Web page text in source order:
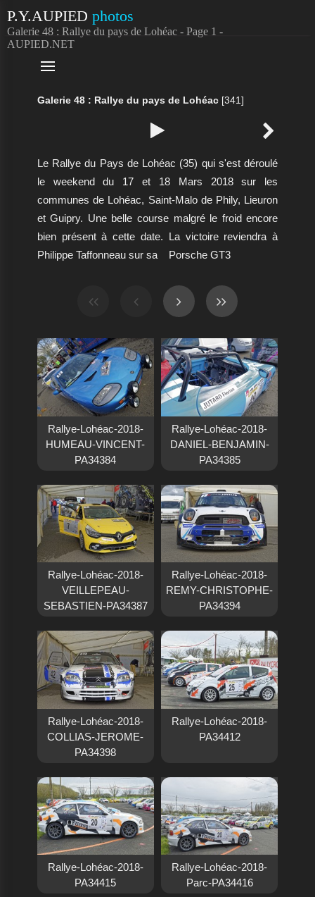
P.Y.AUPIED photos
Galerie 48 : Rallye du pays de Lohéac - Page 1 -
AUPIED.NET

Galerie 48 : Rallye du pays de Lohéac [341]
 
Le Rallye du Pays de Lohéac (35) qui s'est déroulé
le weekend du 17 et 18 Mars 2018 sur les
communes de Lohéac, Saint-Malo de Phily, Lieuron
et Guipry. Une belle course malgré le froid encore
bien présent à cette date. La victoire reviendra à
Philippe Taffonneau sur sa
Porsche GT3
Rallye-Lohéac-2018-
HUMEAU-VINCENT-
PA34384
Rallye-Lohéac-2018-
DANIEL-BENJAMIN-
PA34385
Rallye-Lohéac-2018-
VEILLEPEAU-
SEBASTIEN-PA34387
Rallye-Lohéac-2018-
REMY-CHRISTOPHE-
PA34394
Rallye-Lohéac-2018-
COLLIAS-JEROME-
PA34398
Rallye-Lohéac-2018-
PA34412
Rallye-Lohéac-2018-
PA34415
Rallye-Lohéac-2018-
Parc-PA34416